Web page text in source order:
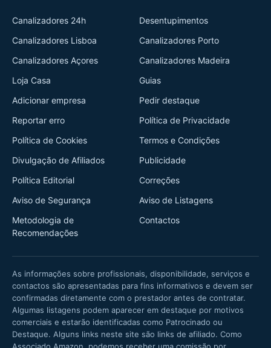
Canalizadores 24h
Desentupimentos
Canalizadores Lisboa
Canalizadores Porto
Canalizadores Açores
Canalizadores Madeira
Loja Casa
Guias
Adicionar empresa
Pedir destaque
Reportar erro
Política de Privacidade
Política de Cookies
Termos e Condições
Divulgação de Afiliados
Publicidade
Política Editorial
Correções
Aviso de Segurança
Aviso de Listagens
Metodologia de
Recomendações
Contactos
As informações sobre profissionais, disponibilidade, serviços e
contactos são apresentadas para fins informativos e devem ser
confirmadas diretamente com o prestador antes de contratar.
Algumas listagens podem aparecer em destaque por motivos
comerciais e estarão identificadas como Patrocinado ou
Destaque. Alguns links neste site são links de afiliado. Como
Associado Amazon, podemos receber uma comissão por